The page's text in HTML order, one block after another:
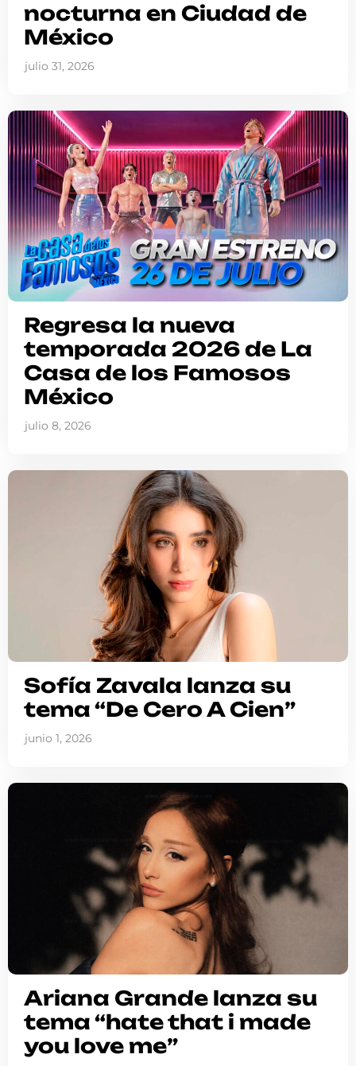
nocturna en Ciudad de
México
julio 31, 2026
Regresa la nueva
temporada 2026 de La
Casa de los Famosos
México
julio 8, 2026
Sofía Zavala lanza su
tema “De Cero A Cien”
junio 1, 2026
Ariana Grande lanza su
tema “hate that i made
you love me”